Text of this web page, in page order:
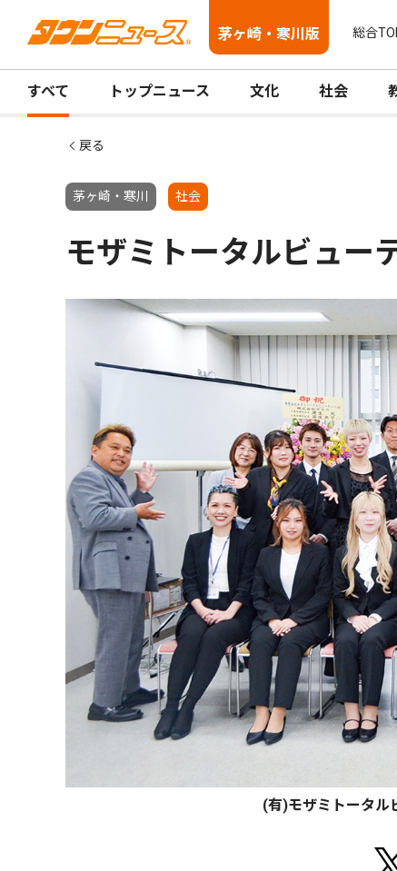
茅ヶ崎・寒川版 総合
すべて トップニュース 文化 社会
戻る
茅ヶ崎・寒川 社会
モザミトータルビュー
(有)モザミトータル